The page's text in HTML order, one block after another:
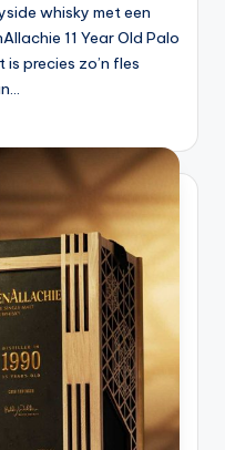
whisky met een
11 Year Old Palo
precies zo’n fles